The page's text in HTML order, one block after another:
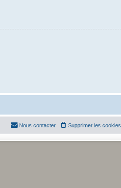
Supprimer les cookies
Nous contacter